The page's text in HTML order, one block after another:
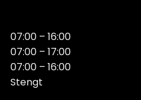
07:00 – 16:00
07:00 – 17:00
07:00 – 16:00
Stengt